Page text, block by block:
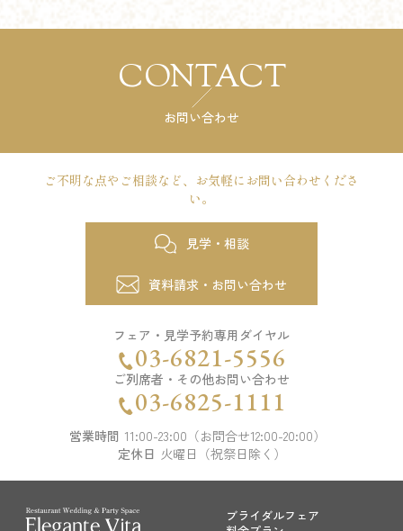
CONTACT
お問い合わせ
ご不明な点やご相談など、 お気軽にお問い合わせくださ
い。
見学・相談
資料請求・お問い合わせ
フェア・見学予約専用ダイヤル
03-6821-5556
ご列席者・その他お問い合わせ
03-6825-1111
営業時間 11:00-23:00（お問合せ12:00-20:00）
定休日 火曜日（祝祭日除く）
ブライダルフェア